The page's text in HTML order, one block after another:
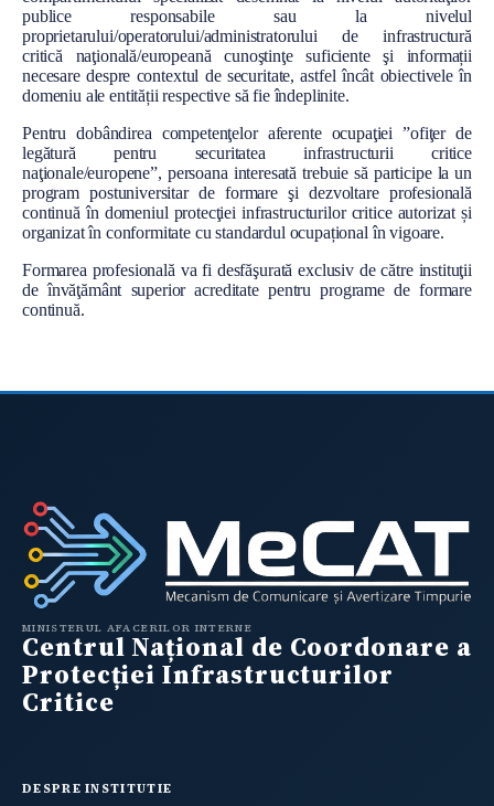
publice responsabile sau la nivelul
proprietarului/operatorului/administratorului de infrastructură
critică naţională/europeană cunoştinţe suficiente şi informații
necesare despre contextul de securitate, astfel încât obiectivele în
domeniu ale entității respective să fie îndeplinite.
Pentru dobândirea competenţelor aferente ocupaţiei ”ofiţer de
legătură pentru securitatea infrastructurii critice
naţionale/europene”, persoana interesată trebuie să participe la un
program postuniversitar de formare şi dezvoltare profesională
continuă în domeniul protecţiei infrastructurilor critice autorizat și
organizat în conformitate cu standardul ocupațional în vigoare.
Formarea profesională va fi desfăşurată exclusiv de către instituţii
de învăţământ superior acreditate pentru programe de formare
continuă.
MINISTERUL AFACERILOR INTERNE
Centrul Național de Coordonare a
Protecției Infrastructurilor
Critice
DESPRE INSTITUTIE